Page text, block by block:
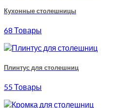
Кухонные столешницы
68 Товары
Плинтус для столешниц
55 Товары